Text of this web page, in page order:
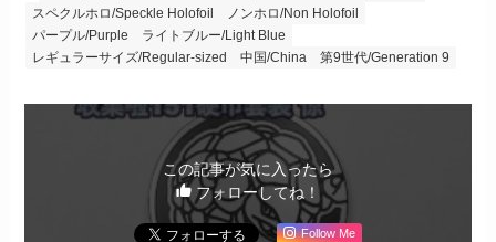
スペクルホロ/Speckle Holofoil
ノンホロ/Non Holofoil
パープル/Purple
ライトブルー/Light Blue
レギュラーサイズ/Regular-sized
中国/China 第9世代/Generation 9
この記事が気に入ったら
フォローしてね！
Follow Me